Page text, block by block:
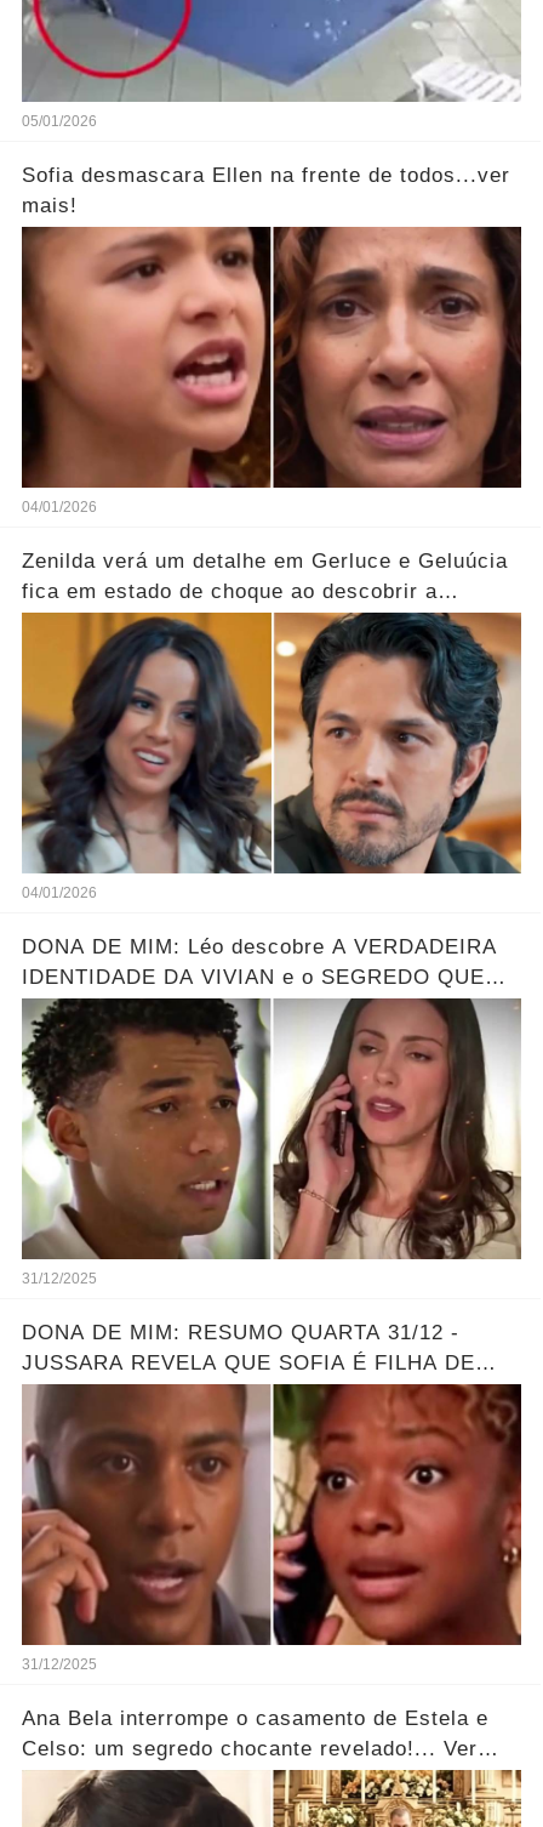
05/01/2026
Sofia desmascara Ellen na frente de todos...ver
mais!
04/01/2026
Zenilda verá um detalhe em Gerluce e Geluúcia
fica em estado de choque ao descobrir a
verdade oculta sobre sua mãe... Ver mais
04/01/2026
DONA DE MIM: Léo descobre A VERDADEIRA
IDENTIDADE DA VIVIAN e o SEGREDO QUE
ELA ESCONDE! Resumo hoje
31/12/2025
DONA DE MIM: RESUMO QUARTA 31/12 -
JUSSARA REVELA QUE SOFIA É FILHA DE
MARLON - GRANDE REVELAÇÃO
31/12/2025
Ana Bela interrompe o casamento de Estela e
Celso: um segredo chocante revelado!... Ver